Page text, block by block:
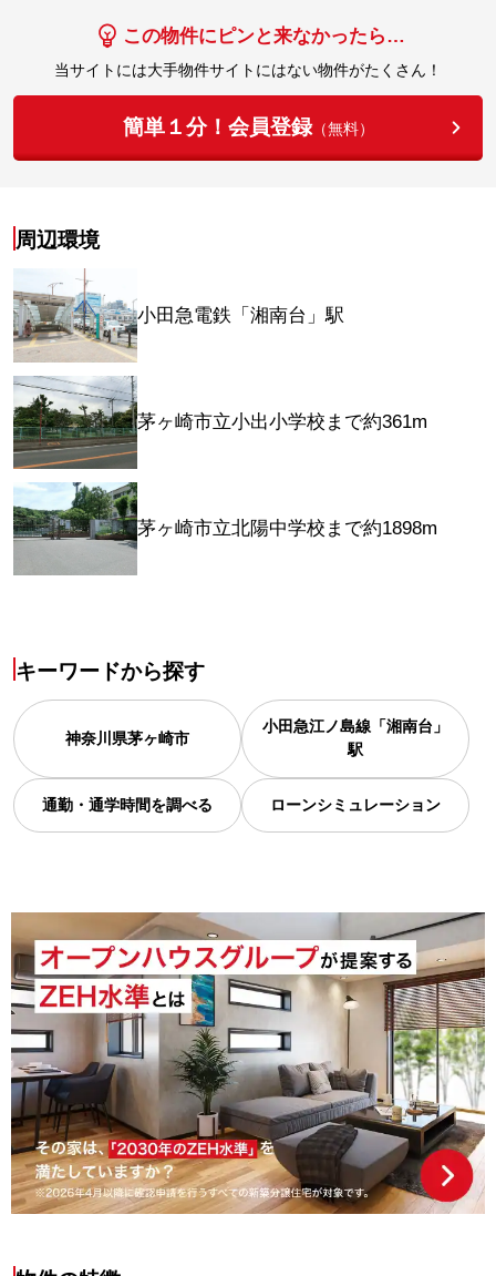
実際に見学してみる
この物件にピンと来なかったら…
当サイトには大手物件サイトにはない物件がたくさん！
簡単１分！会員登録（無料）
周辺環境
小田急電鉄「湘南台」駅
茅ヶ崎市立小出小学校まで約361m
茅ヶ崎市立北陽中学校まで約1898m
キーワードから探す
神奈川県茅ヶ崎市
小田急江ノ島線「湘南台」
駅
通勤・通学時間を調べる ローンシミュレーション